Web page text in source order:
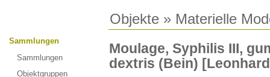
Objekte » Materielle
Sammlungen
Sammlungen
Objektgruppen
Moulage, Syphilis III,
dextris (Bein)